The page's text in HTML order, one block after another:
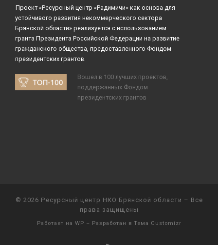
Проект «Ресурсный центр «Радимичи» как основа для
устойчивого развития некоммерческого сектора
Брянской области» реализуется с использованием
гранта Президента Российской Федерации на развитие
гражданского общества, предоставленного Фондом
президентских грантов.
Вошел в 100 лучших проектов,
поддержанных Фондом
президентских грантов
© 2026 Ресурсный центр НКО Брянской области – Все
права защищены
Работает на WP – Разработан в Тема Customizr